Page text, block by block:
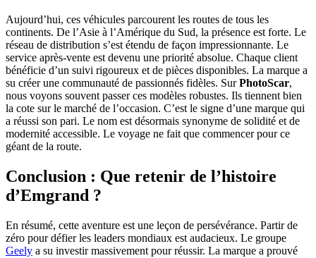
Aujourd’hui, ces véhicules parcourent les routes de tous les
continents. De l’Asie à l’Amérique du Sud, la présence est forte. Le
réseau de distribution s’est étendu de façon impressionnante. Le
service après-vente est devenu une priorité absolue. Chaque client
bénéficie d’un suivi rigoureux et de pièces disponibles. La marque a
su créer une communauté de passionnés fidèles. SurPhotoScar,
nous voyons souvent passer ces modèles robustes. Ils tiennent bien
la cote sur le marché de l’occasion. C’est le signe d’une marque qui
a réussi son pari. Le nom est désormais synonyme de solidité et de
modernité accessible. Le voyage ne fait que commencer pour ce
géant de la route.
Conclusion : Que retenir de l’histoire
d’Emgrand ?
En résumé, cette aventure est une leçon de persévérance. Partir de
zéro pour défier les leaders mondiaux est audacieux. Le groupe
Geely a su investir massivement pour réussir. La marque a prouvé